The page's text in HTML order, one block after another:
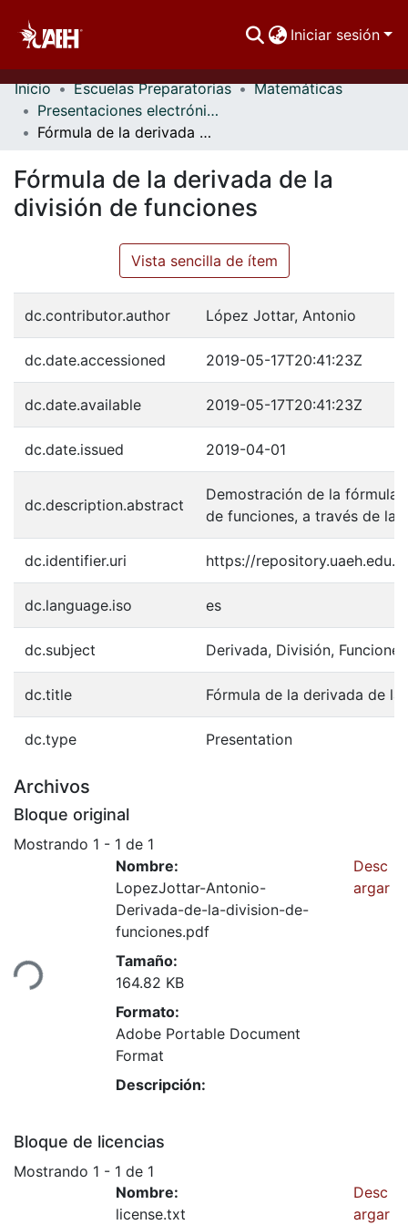
Iniciar sesión
Comunidades
Buscar Por
Estadísticas
Inicio Escuelas Preparatorias
Matemáticas
Presentaciones electrónicas
Fórmula de la derivada de la división de funciones
Fórmula de la derivada de la
división de funciones
Vista sencilla de ítem
dc.contributor.author López Jottar, Antonio
dc.date.accessioned 2019-05-17T20:41:23Z
dc.date.available 2019-05-17T20:41:23Z
dc.date.issued 2019-04-01
dc.description.abstract
Demostración de la fórmula
de funciones, a través de la
dc.identifier.uri https://
dc.language.iso es
dc.subject Derivada, División, Funciones
dc.title Fórmula de la derivada de
dc.type Presentation
Archivos
Bloque original
Mostrando 1 - 1 de 1
Nombre:
LopezJottar-Antonio-
Derivada-de-la-division-de-
funciones.pdf
Tamaño:
164.82 KB
Formato:
Adobe Portable Document
Format
Descripción:
Desc
argar
Bloque de licencias
Mostrando 1 - 1 de 1
Nombre:
license.txt
Desc
argar